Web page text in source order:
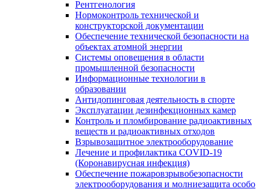
Рентгенология
Нормоконтроль технической и
конструкторской документации
Обеспечение технической безопасности на
объектах атомной энергии
Системы оповещения в области
промышленной безопасности
Информационные технологии в
образовании
Антидопинговая деятельность в спорте
Эксплуатации дезинфекционных камер
Контроль и пломбирование радиоактивных
веществ и радиоактивных отходов
Взрывозащитное электрооборудование
Лечение и профилактика COVID-19
(Коронавирусная инфекция)
Обеспечение пожаровзрывобезопасности
электрооборудования и молниезащита особо